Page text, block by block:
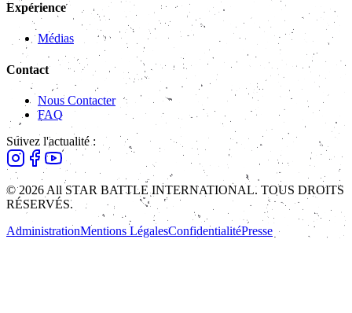
Expérience
Médias
Contact
Nous Contacter
FAQ
Suivez l'actualité :
© 2026 All STAR BATTLE INTERNATIONAL. TOUS DROITS
RÉSERVÉS.
AdministrationMentions LégalesConfidentialitéPresse